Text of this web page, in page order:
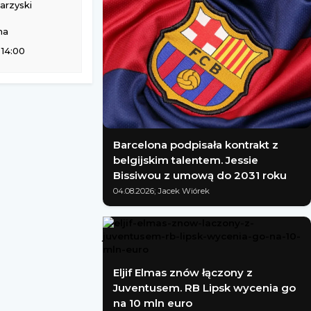
Barcelona podpisała kontrakt z
belgijskim talentem. Jessie
Bissiwou z umową do 2031 roku
04.08.2026; Jacek Wiórek
Eljif Elmas znów łączony z
Juventusem. RB Lipsk wycenia go
na 10 mln euro